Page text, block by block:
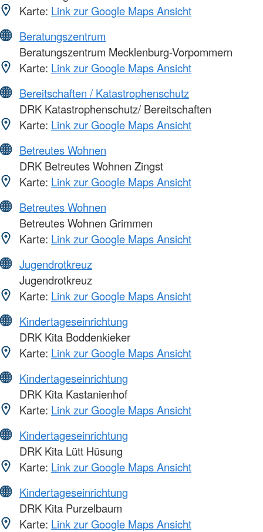
Karte: Link zur Google Maps Ansicht
Beratungszentrum
Beratungszentrum Mecklenburg-Vorpommern
Karte: Link zur Google Maps Ansicht
Bereitschaften / Katastrophenschutz
DRK Katastrophenschutz/ Bereitschaften
Karte: Link zur Google Maps Ansicht
Betreutes Wohnen
DRK Betreutes Wohnen Zingst
Karte: Link zur Google Maps Ansicht
Betreutes Wohnen
Betreutes Wohnen Grimmen
Karte: Link zur Google Maps Ansicht
Jugendrotkreuz
Jugendrotkreuz
Karte: Link zur Google Maps Ansicht
Kindertageseinrichtung
DRK Kita Boddenkieker
Karte: Link zur Google Maps Ansicht
Kindertageseinrichtung
DRK Kita Kastanienhof
Karte: Link zur Google Maps Ansicht
Kindertageseinrichtung
DRK Kita Lütt Hüsung
Karte: Link zur Google Maps Ansicht
Kindertageseinrichtung
DRK Kita Purzelbaum
Karte: Link zur Google Maps Ansicht